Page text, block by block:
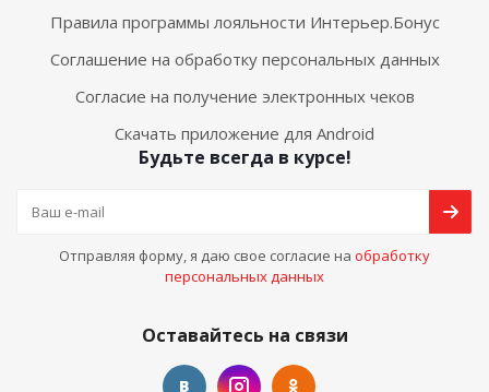
Правила программы лояльности Интерьер.Бонус
Соглашение на обработку персональных данных
Согласие на получение электронных чеков
Скачать приложение для Android
Будьте всегда в курсе!
Отправляя форму, я даю свое согласие на обработку
персональных данных
Оставайтесь на связи